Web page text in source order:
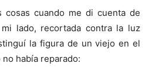
cosas cuando me di cuenta de
lado, recortada contra la luz
la figura de un viejo en el
había reparado: